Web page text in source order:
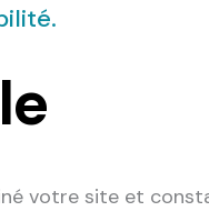
votre site et